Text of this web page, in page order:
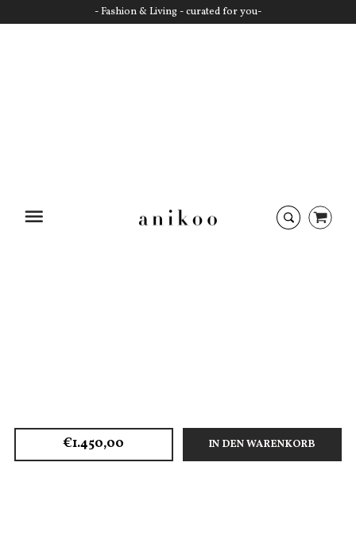
- Fashion & Living - curated for you-
€1.450,00 IN DEN WARENKORB